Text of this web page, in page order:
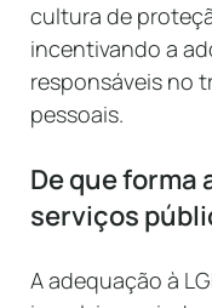
cultura de
incentivando a
responsáveis no
pessoais.
De que forma
serviços
A adequação à